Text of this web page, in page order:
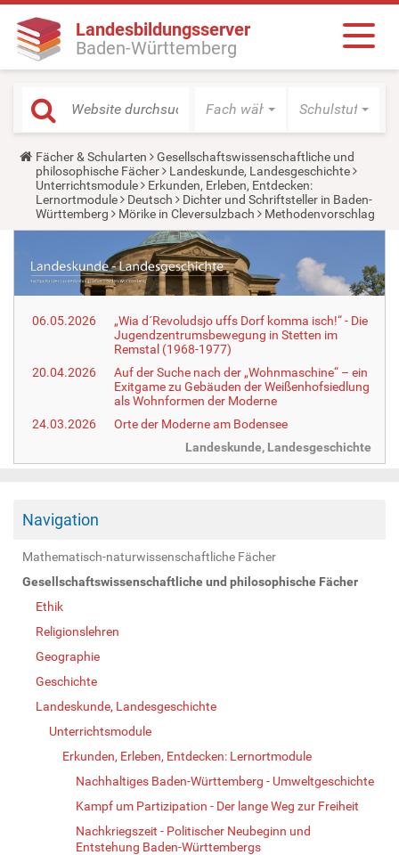
Landesbildungsserver
Baden-Württemberg
Fach wählen Schulstufe
Y
o
u
a
r
e
r
e
:
Fächer & Schularten
Gesellschaftswissenschaftliche und
philosophische Fächer
Landeskunde, Landesgeschichte
Unterrichtsmodule
Erkunden, Erleben, Entdecken:
Lernortmodule
Deutsch
Dichter und Schriftsteller in Baden-
Württemberg
Mörike in Cleversulzbach Methodenvorschlag
06.05.2026
„Wia d´Revoludsjo uffs Dorf komma isch!“ - Die
Jugendzentrumsbewegung in Stetten im
Remstal (1968-1977)
20.04.2026
Auf der Suche nach der „Wohnmaschine“ – ein
Exitgame zu Gebäuden der Weißenhofsiedlung
als Wohnformen der Moderne
24.03.2026
Orte der Moderne am Bodensee
Landeskunde, Landesgeschichte
Navigation
Mathematisch-naturwissenschaftliche Fächer
Gesellschaftswissenschaftliche und philosophische Fächer
Ethik
Religionslehren
Geographie
Geschichte
Landeskunde, Landesgeschichte
Unterrichtsmodule
Erkunden, Erleben, Entdecken: Lernortmodule
Nachhaltiges Baden-Württemberg - Umweltgeschichte
Kampf um Partizipation - Der lange Weg zur Freiheit
Nachkriegszeit - Politischer Neubeginn und
Entstehung Baden-Württembergs